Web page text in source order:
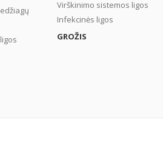
Virškinimo sistemos ligos
Infekcinės ligos
GROŽIS